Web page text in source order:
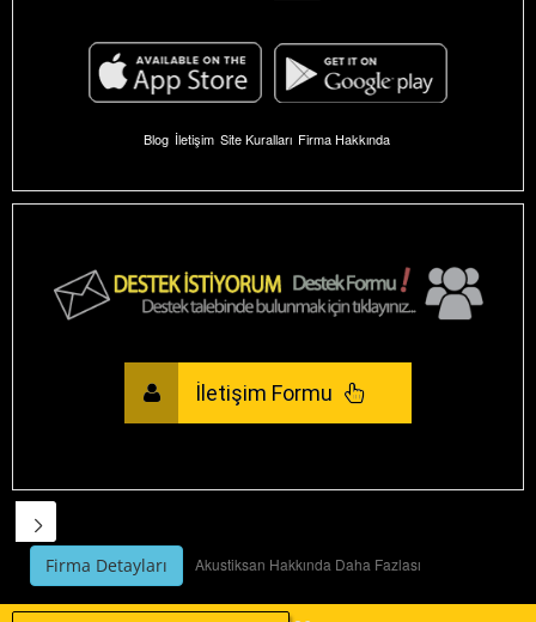
Blog İletişim Site Kuralları Firma Hakkında
İletişim Formu
Firma Detayları Akustiksan Hakkında Daha Fazlası